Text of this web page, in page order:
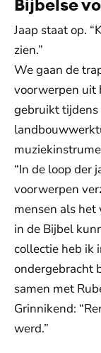
Bijbelse
Jaap staat op.
zien.”
We gaan de
voorwerpen uit
gebruikt tijdens
“In de loop der
voorwerpen
mensen als het
in de Bijbel
collectie heb ik
ondergebracht
samen met
Grinnikend:
werd.”